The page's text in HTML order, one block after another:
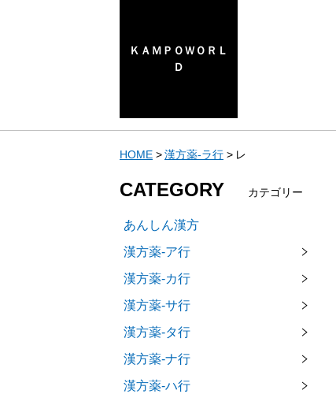
ＫＡＭＰＯＷＯＲＬ
Ｄ
HOME 漢方薬-ラ行 レ
CATEGORY カテゴリー
あんしん漢方
漢方薬-ア行
漢方薬-カ行
漢方薬-サ行
漢方薬-タ行
漢方薬-ナ行
漢方薬-ハ行